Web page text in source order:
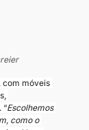
com móveis
“Escolhemos
como o